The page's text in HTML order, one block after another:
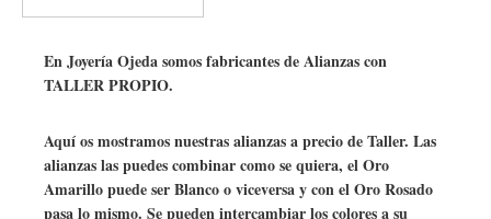
Resistente al agua
Cristal Plexiglas
Esfera Gris
En Joyería Ojeda somos fabricantes de Alianzas con
TALLER PROPIO.
Aquí os mostramos nuestras alianzas a precio de Taller. Las
alianzas las puedes combinar como se quiera, el Oro
Amarillo puede ser Blanco o viceversa y con el Oro Rosado
pasa lo mismo. Se pueden intercambiar los colores a su